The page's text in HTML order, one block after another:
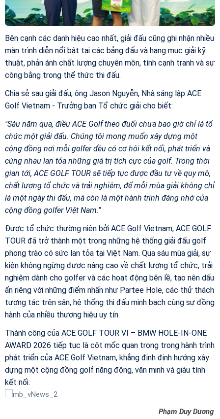
Bên cạnh các danh hiệu cao nhất, giải đấu cũng ghi nhận nhiều
màn trình diễn nổi bật tại các bảng đấu và hạng mục giải kỹ
thuật, phản ánh chất lượng chuyên môn, tính cạnh tranh và sự
công bằng trong thể thức thi đấu.
Chia sẻ sau giải đấu, ông Jason Nguyễn, Nhà sáng lập ACE
Golf Vietnam - Trưởng ban Tổ chức giải cho biết:
"Sáu năm qua, điều ACE Golf theo đuổi chưa bao giờ chỉ là tổ
chức một giải đấu. Chúng tôi mong muốn xây dựng một
cộng đồng nơi mỗi golfer đều có cơ hội kết nối, phát triển và
cùng nhau lan tỏa những giá trị tích cực của golf. Trong thời
gian tới, ACE GOLF TOUR sẽ tiếp tục được đầu tư về quy mô,
chất lượng tổ chức và trải nghiệm, để mỗi mùa giải không chỉ
là một ngày thi đấu, mà còn là một hành trình đáng nhớ của
cộng đồng golfer Việt Nam."
Được tổ chức thường niên bởi ACE Golf Vietnam, ACE GOLF
TOUR đã trở thành một trong những hệ thống giải đấu golf
phong trào có sức lan tỏa tại Việt Nam. Qua sáu mùa giải, sự
kiện không ngừng được nâng cao về chất lượng tổ chức, trải
nghiệm dành cho golfer và các hoạt động bên lề, tạo nên dấu
ấn riêng với những điểm nhấn như Partee Hole, các thử thách
tương tác trên sân, hệ thống thi đấu minh bạch cùng sự đồng
hành của nhiều thương hiệu uy tín.
Thành công của ACE GOLF TOUR VI – BMW HOLE-IN-ONE
AWARD 2026 tiếp tục là cột mốc quan trọng trong hành trình
phát triển của ACE Golf Vietnam, khẳng định định hướng xây
dựng một cộng đồng golf năng động, văn minh và giàu tính
kết nối.
Phạm Duy Dương